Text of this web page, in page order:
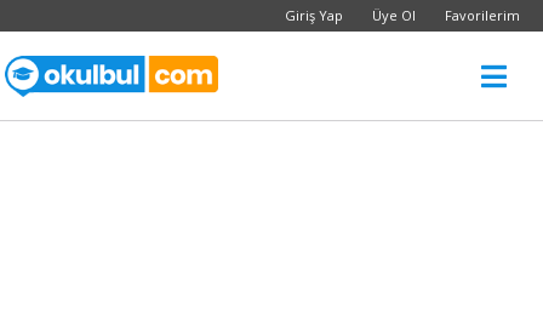
Giriş Yap Üye Ol Favorilerim